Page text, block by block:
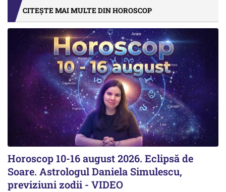
CITEȘTE MAI MULTE DIN HOROSCOP
Horoscop 10-16 august 2026. Eclipsă de
Soare. Astrologul Daniela Simulescu,
previziuni zodii - VIDEO